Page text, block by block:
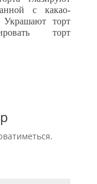
с какао-
торт
торт